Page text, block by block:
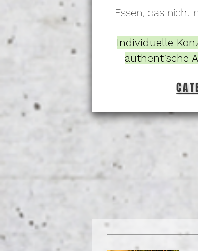
Essen, das nicht
Individuelle
authentische